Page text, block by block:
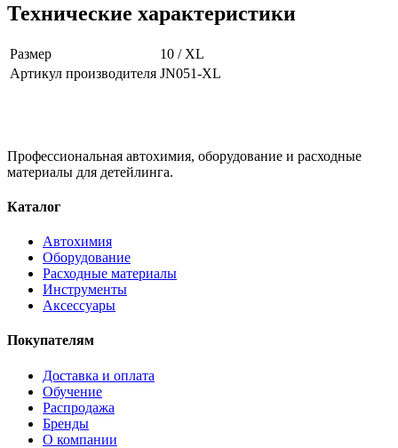
Технические характеристики
Размер
10 / XL
Артикул производителя JN051-XL
Профессиональная автохимия, оборудование и расходные
материалы для детейлинга.
Каталог
Автохимия
Оборудование
Расходные материалы
Инструменты
Аксессуары
Покупателям
Доставка и оплата
Обучение
Распродажа
Бренды
О компании